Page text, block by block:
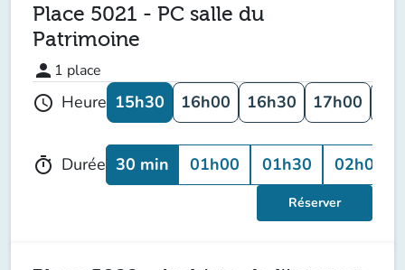
Place 5021 - PC salle du
Patrimoine
person 1 place
schedule Heure 15h30 16h00 16h30 17h00
timer Durée 30 min 01h00 01h30 02h00
Réserver